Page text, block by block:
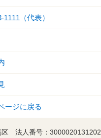
1111（代表）
ージに戻る
区 法人番号：3000020131202